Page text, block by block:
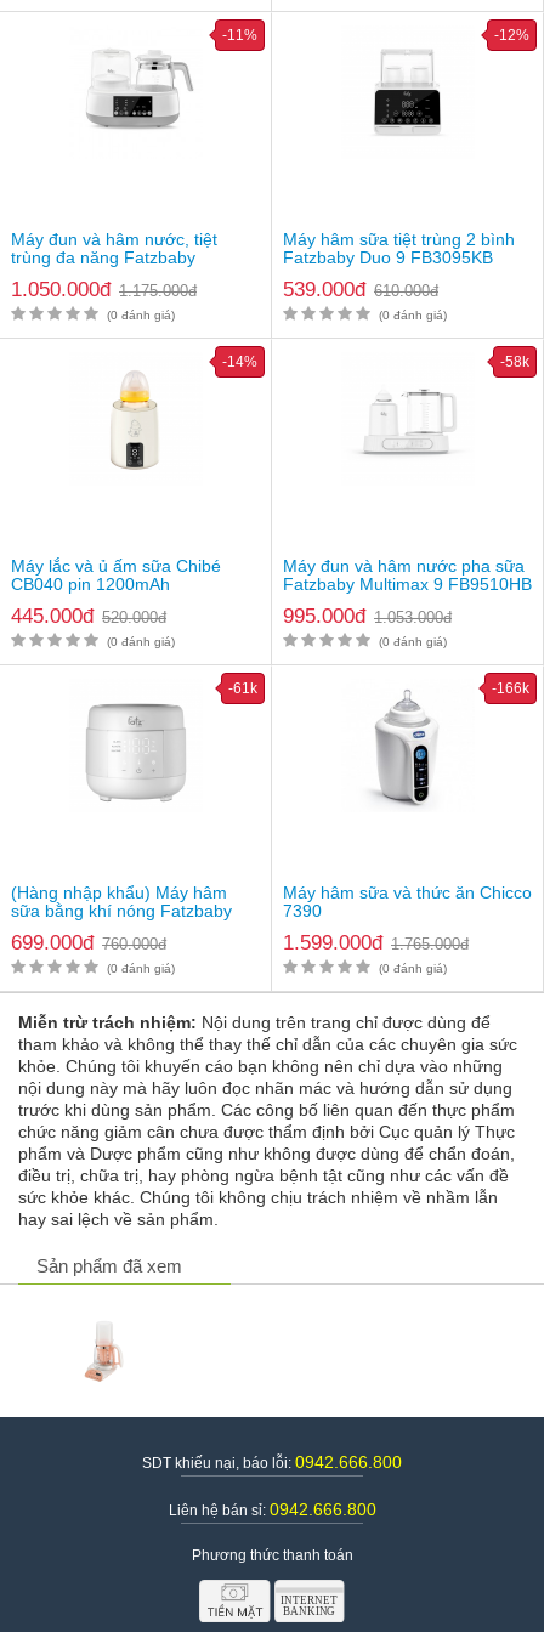
Review máy hâm sữa đa năng Konka 1812 sử dụng có tốt
không?
Hướng dẫn sử dụng máy hâm sữa, đun nước đa năng
Chức năng hâm sữa:
Bước 1: Đặt bình có chứa sữa hoặc nước và trong máy hâm
Bước 2: Cho một lượng nước thích hợp và máy hâm tùy
Bước 1: Đặt khay chứa vào máy hâm, cho đầu ti và các bộ
phận của bình sữa và bình sữa vào khay
Bước 2: Cho lượng nước thích hợp vào máy hâm và không
để nước ngập khay chứa
Bước 3: Cắm điện và chọn nút tiệt trùng để tiến hành tiệt
Chức năng đun nước:
Bước 1: Cho lượng nước thích hợp trong bình thủy tinh
Bước 2: Cắm điện và chọn đế độ đun nước
Cách đặt mua bình hâm sữa Konka KHK 1812 đa chức
Konka KHK 1812 đa chức năng chính hãng, giao hàng toàn
Để mua sản phẩm bạn có thể đặt hàng online bằng cách click vào
trợ thêm về sản phẩm trước khi mua hàng.
Máy đun và hâm nước, tiệt
trùng đa năng Fatzbaby
1.050.000đ 1.175.000đ
-11%
(0 đánh giá)
Máy hâm sữa tiệt trùng 2 bình
Fatzbaby Duo 9 FB3095KB
539.000đ 610.000đ
-12%
(0 đánh giá)
Máy lắc và ủ ấm sữa Chibé
CB040 pin 1200mAh
445.000đ 520.000đ
-14%
(0 đánh giá)
Máy đun và hâm nước pha sữa
Fatzbaby Multimax 9 FB9510HB
995.000đ 1.053.000đ
-58k
(0 đánh giá)
(Hàng nhập khẩu) Máy hâm
sữa bằng khí nóng Fatzbaby
699.000đ 760.000đ
-61k
(0 đánh giá)
Máy hâm sữa và thức ăn Chicco
7390
1.599.000đ 1.765.000đ
-166k
(0 đánh giá)
Miễn trừ trách nhiệm: Nội dung trên trang chỉ được dùng để
tham khảo và không thể thay thế chỉ dẫn của các chuyên gia sức
khỏe. Chúng tôi khuyến cáo bạn không nên chỉ dựa vào những
nội dung này mà hãy luôn đọc nhãn mác và hướng dẫn sử dụng
trước khi dùng sản phẩm. Các công bố liên quan đến thực phẩm
chức năng giảm cân chưa được thẩm định bởi Cục quản lý Thực
phẩm và Dược phẩm cũng như không được dùng để chẩn đoán,
điều trị, chữa trị, hay phòng ngừa bệnh tật cũng như các vấn đề
sức khỏe khác. Chúng tôi không chịu trách nhiệm về nhầm lẫn
hay sai lệch về sản phẩm.
Sản phẩm đã xem
SDT khiếu nại, báo lỗi: 0942.666.800
Liên hệ bán sỉ: 0942.666.800
Phương thức thanh toán